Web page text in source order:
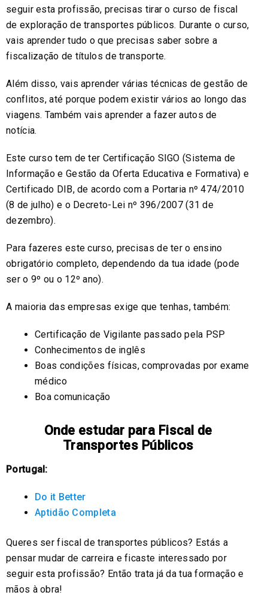
seguir esta profissão, precisas tirar o curso de fiscal
de exploração de transportes públicos. Durante o curso,
vais aprender tudo o que precisas saber sobre a
fiscalização de títulos de transporte.
Além disso, vais aprender várias técnicas de gestão de
conflitos, até porque podem existir vários ao longo das
viagens. Também vais aprender a fazer autos de
notícia.
Este curso tem de ter Certificação SIGO (Sistema de
Informação e Gestão da Oferta Educativa e Formativa) e
Certificado DIB, de acordo com a Portaria nº 474/2010
(8 de julho) e o Decreto-Lei nº 396/2007 (31 de
dezembro).
Para fazeres este curso, precisas de ter o ensino
obrigatório completo, dependendo da tua idade (pode
ser o 9º ou o 12º ano).
A maioria das empresas exige que tenhas, também:
Certificação de Vigilante passado pela PSP
Conhecimentos de inglês
Boas condições físicas, comprovadas por exame
médico
Boa comunicação
Onde estudar para Fiscal de
Transportes Públicos
Portugal:
Do it Better
Aptidão Completa
Queres ser fiscal de transportes públicos? Estás a
pensar mudar de carreira e ficaste interessado por
seguir esta profissão? Então trata já da tua formação e
mãos à obra!